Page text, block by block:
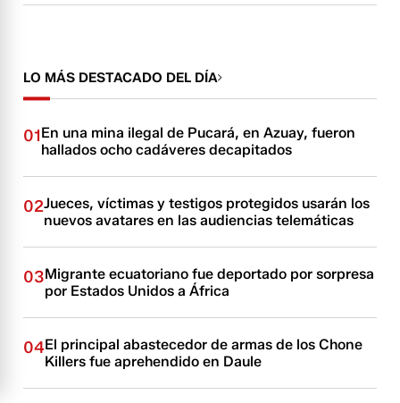
LO MÁS DESTACADO DEL DÍA
01En una mina ilegal de Pucará, en Azuay, fueron
hallados ocho cadáveres decapitados
02Jueces, víctimas y testigos protegidos usarán los
nuevos avatares en las audiencias telemáticas
03Migrante ecuatoriano fue deportado por sorpresa
por Estados Unidos a África
04El principal abastecedor de armas de los Chone
Killers fue aprehendido en Daule